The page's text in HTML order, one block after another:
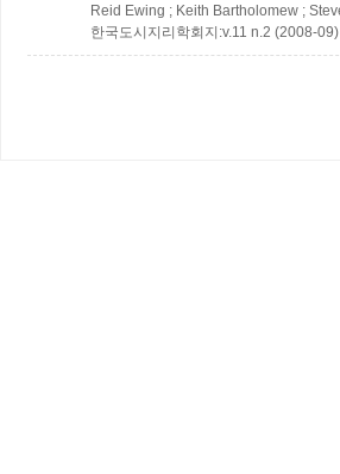
Reid Ewing ; Keith Bartholomew ;
한국도시지리학회지:v.11 n.2 (2008-09)